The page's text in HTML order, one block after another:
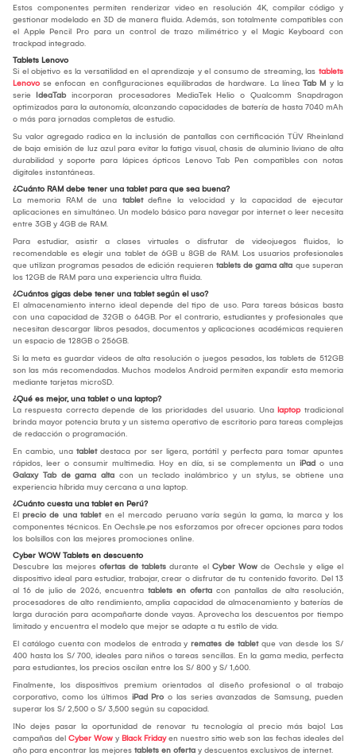
Estos componentes permiten renderizar video en resolución 4K, compilar código y
gestionar modelado en 3D de manera fluida. Además, son totalmente compatibles con
el Apple Pencil Pro para un control de trazo milimétrico y el Magic Keyboard con
trackpad integrado.
Tablets Lenovo
Si el objetivo es la versatilidad en el aprendizaje y el consumo de streaming, las tablets
Lenovo se enfocan en configuraciones equilibradas de hardware. La línea Tab M y la
serie IdeaTabincorporan procesadores MediaTek Helio o Qualcomm Snapdragon
optimizados para la autonomía, alcanzando capacidades de batería de hasta 7040 mAh
o más para jornadas completas de estudio.
Su valor agregado radica en la inclusión de pantallas con certificación TÜV Rheinland
de baja emisión de luz azul para evitar la fatiga visual, chasis de aluminio liviano de alta
durabilidad y soporte para lápices ópticos Lenovo Tab Pen compatibles con notas
digitales instantáneas.
¿Cuánto RAM debe tener una tablet para que sea buena?
La memoria RAM de una tablet define la velocidad y la capacidad de ejecutar
aplicaciones en simultáneo. Un modelo básico para navegar por internet o leer necesita
entre 3GB y 4GB de RAM.
Para estudiar, asistir a clases virtuales o disfrutar de videojuegos fluidos, lo
recomendable es elegir una tablet de 6GB u 8GB de RAM. Los usuarios profesionales
que utilizan programas pesados de edición requieren tablets de gama alta que superan
los 12GB de RAM para una experiencia ultra fluida.
¿Cuántos gigas debe tener una tablet según el uso?
El almacenamiento interno ideal depende del tipo de uso. Para tareas básicas basta
con una capacidad de 32GB o 64GB. Por el contrario, estudiantes y profesionales que
necesitan descargar libros pesados, documentos y aplicaciones académicas requieren
un espacio de 128GB o 256GB.
Si la meta es guardar videos de alta resolución o juegos pesados, las tablets de 512GB
son las más recomendadas. Muchos modelos Android permiten expandir esta memoria
mediante tarjetas microSD.
¿Qué es mejor, una tablet o una laptop?
La respuesta correcta depende de las prioridades del usuario. Una laptoptradicional
brinda mayor potencia bruta y un sistema operativo de escritorio para tareas complejas
de redacción o programación.
En cambio, una tablet destaca por ser ligera, portátil y perfecta para tomar apuntes
rápidos, leer o consumir multimedia. Hoy en día, si se complementa un iPad o una
Galaxy Tab de gama alta con un teclado inalámbrico y un stylus, se obtiene una
experiencia híbrida muy cercana a una laptop.
¿Cuánto cuesta una tablet en Perú?
El precio de una tableten el mercado peruano varía según la gama, la marca y los
componentes técnicos. En Oechsle.pe nos esforzamos por ofrecer opciones para todos
los bolsillos con las mejores promociones online.
Cyber WOW Tablets en descuento
Descubre las mejores ofertas de tablets durante el Cyber Wow de Oechsle y elige el
dispositivo ideal para estudiar, trabajar, crear o disfrutar de tu contenido favorito. Del 13
al 16 de julio de 2026, encuentra tablets en oferta con pantallas de alta resolución,
procesadores de alto rendimiento, amplia capacidad de almacenamiento y baterías de
larga duración para acompañarte donde vayas. Aprovecha los descuentos por tiempo
limitado y encuentra el modelo que mejor se adapte a tu estilo de vida.
El catálogo cuenta con modelos de entrada y remates de tabletque van desde los S/
400 hasta los S/ 700, ideales para niños o tareas sencillas. En la gama media, perfecta
para estudiantes, los precios oscilan entre los S/ 800 y S/ 1,600.
Finalmente, los dispositivos premium orientados al diseño profesional o al trabajo
corporativo, como los últimos iPad Pro o las series avanzadas de Samsung, pueden
superar los S/ 2,500 o S/ 3,500 según su capacidad.
¡No dejes pasar la oportunidad de renovar tu tecnología al precio más bajo! Las
campañas del Cyber Wow y Black Fridayen nuestro sitio web son las fechas ideales del
año para encontrar las mejores tablets en oferta y descuentos exclusivos de internet.